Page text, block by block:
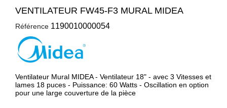
VENTILATEUR FW45-F3 MURAL MIDEA
Référence 1190010000054
Ventilateur Mural MIDEA - Ventilateur 18" - avec 3 Vitesses et
lames 18 puces - Puissance: 60 Watts - Oscillation en option
pour une large couverture de la pièce